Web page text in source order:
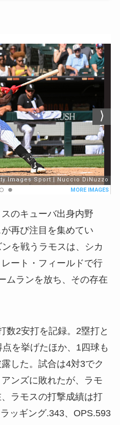
のキューバ出身内野
再び注目を集めてい
を戦うラモスは、シカ
ート・フィールドで行
ムランを放ち、その存在
数2安打を記録。2塁打と
を挙げたほか、1四球も
した。試合は4対3でク
ンズに敗れたが、ラモ
ラモスの打撃成績は打
ッギング.343、OPS.593